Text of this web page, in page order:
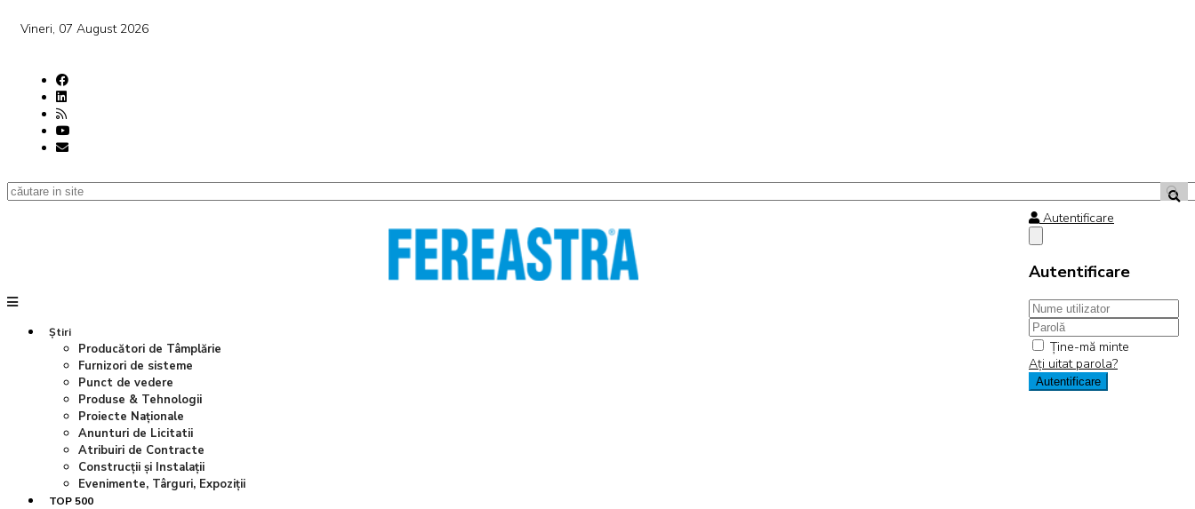
Vineri, 07 August 2026
Autentificare
Autentificare
Ţine-mă minte
Aţi uitat parola?
Autentificare
Știri
Producători de Tâmplărie
Furnizori de sisteme
Punct de vedere
Produse & Tehnologii
Proiecte Naționale
Anunturi de Licitatii
Atribuiri de Contracte
Construcții și Instalații
Evenimente, Târguri, Expoziții
TOP 500